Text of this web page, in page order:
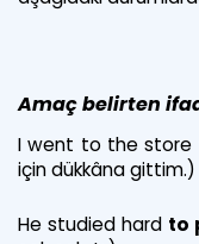
Amaç belirten
I went to the store
için dükkâna gittim.)
He studied hard to